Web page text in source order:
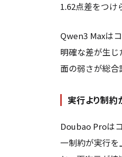
1.62点差をつけ
Qwen3 Maxは
明確な差が生
面の弱さが総合
実行より制
Doubao Proは
一制約が実行